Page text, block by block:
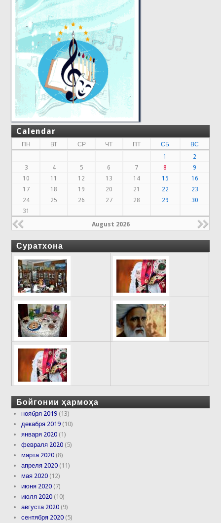
Calendar
ПН ВТ СР ЧТ ПТ СБ
ВС
1
2
3
4 5 6 7 8
9
10
11 12 13 14 15
16
17
18 19 20 21 22
23
24
25 26 27 28 29
30
31
August 2026
Суратхона
Бойгонии ҳармоҳа
ноября 2019 (13)
декабря 2019 (10)
января 2020 (1)
февраля 2020 (5)
марта 2020 (8)
апреля 2020 (11)
мая 2020 (12)
июня 2020 (7)
июля 2020 (10)
августа 2020 (9)
сентября 2020 (5)